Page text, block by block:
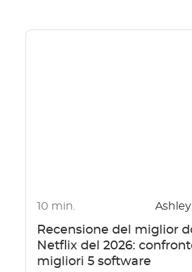
10 min.
Recensione del miglior
Netflix del 2026:
migliori 5 software